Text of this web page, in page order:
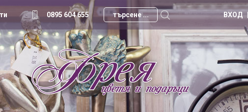
0895 604 655 ВХОД